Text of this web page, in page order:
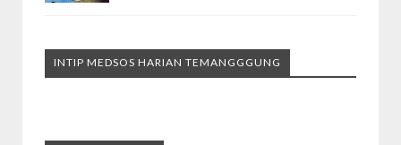
INTIP MEDSOS HARIAN TEMANGGGUNG